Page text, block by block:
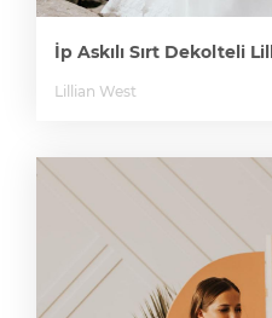
İp Askılı Sırt Dekolteli
Lillian West